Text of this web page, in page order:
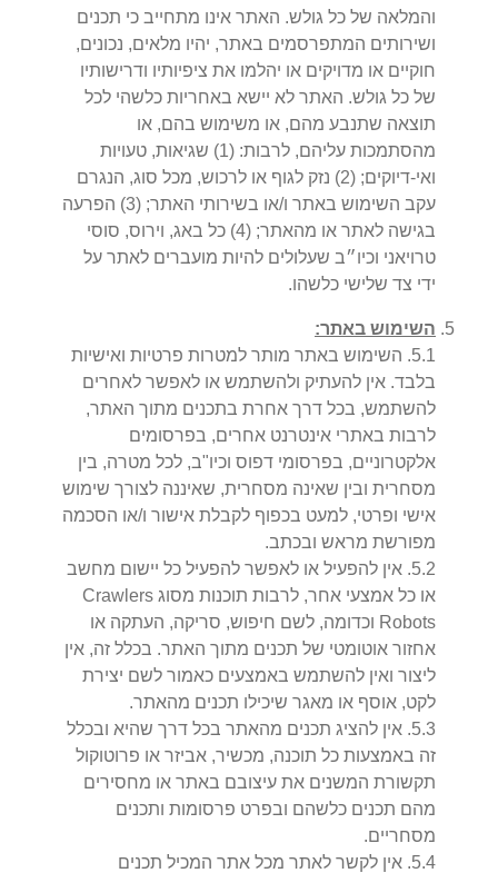
והמלאה של כל גולש. האתר אינו מתחייב כי תכנים
ושירותים המתפרסמים באתר, יהיו מלאים, נכונים,
חוקיים או מדויקים או יהלמו את ציפיותיו ודרישותיו
של כל גולש. האתר לא יישא באחריות כלשהי לכל
תוצאה שתנבע מהם, או משימוש בהם, או
מהסתמכות עליהם, לרבות: (1) שגיאות, טעויות
ואי-דיוקים; (2) נזק לגוף או לרכוש, מכל סוג, הנגרם
עקב השימוש באתר ו/או בשירותי האתר; (3) הפרעה
בגישה לאתר או מהאתר; (4) כל באג, וירוס, סוסי
טרויאני וכיו״ב שעלולים להיות מועברים לאתר על
ידי צד שלישי כלשהו.
השימוש באתר:
5.1
. השימוש באתר מותר למטרות פרטיות ואישיות
בלבד. אין להעתיק ולהשתמש או לאפשר לאחרים
להשתמש, בכל דרך אחרת בתכנים מתוך האתר,
לרבות באתרי אינטרנט אחרים, בפרסומים
אלקטרוניים, בפרסומי דפוס וכיו"ב, לכל מטרה, בין
מסחרית ובין שאינה מסחרית, שאיננה לצורך שימוש
אישי ופרטי, למעט בכפוף לקבלת אישור ו/או הסכמה
מפורשת מראש ובכתב.
5.2
. אין להפעיל או לאפשר להפעיל כל יישום מחשב
או כל אמצעי אחר, לרבות תוכנות מסוג Crawlers
Robots וכדומה, לשם חיפוש, סריקה, העתקה או
אחזור אוטומטי של תכנים מתוך האתר. בכלל זה, אין
ליצור ואין להשתמש באמצעים כאמור לשם יצירת
לקט, אוסף או מאגר שיכילו תכנים מהאתר.
5.3
. אין להציג תכנים מהאתר בכל דרך שהיא ובכלל
זה באמצעות כל תוכנה, מכשיר, אביזר או פרוטוקול
תקשורת המשנים את עיצובם באתר או מחסירים
מהם תכנים כלשהם ובפרט פרסומות ותכנים
מסחריים.
5.4
. אין לקשר לאתר מכל אתר המכיל תכנים